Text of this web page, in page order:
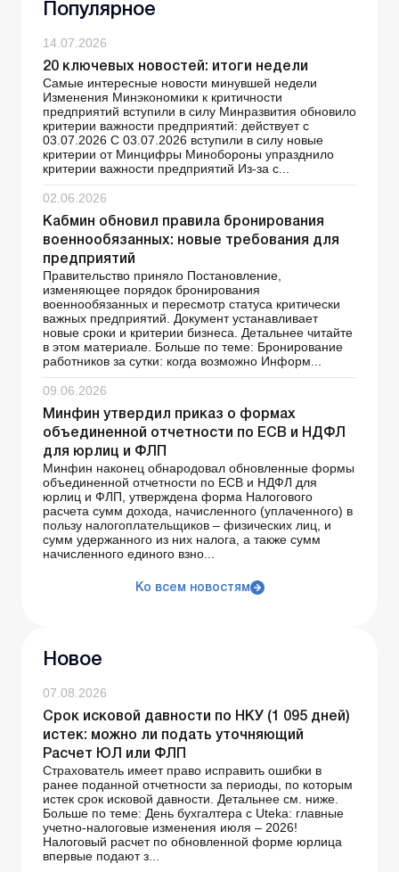
Популярное
14.07.2026
20 ключевых новостей: итоги недели
Самые интересные новости минувшей недели
Изменения Минэкономики к критичности
предприятий вступили в силу Минразвития обновило
критерии важности предприятий: действует с
03.07.2026 С 03.07.2026 вступили в силу новые
критерии от Минцифры Минобороны упразднило
критерии важности предприятий Из-за с...
02.06.2026
Кабмин обновил правила бронирования
военнообязанных: новые требования для
предприятий
Правительство приняло Постановление,
изменяющее порядок бронирования
военнообязанных и пересмотр статуса критически
важных предприятий. Документ устанавливает
новые сроки и критерии бизнеса. Детальнее читайте
в этом материале. Больше по теме: Бронирование
работников за сутки: когда возможно Информ...
09.06.2026
Минфин утвердил приказ о формах
объединенной отчетности по ЕСВ и НДФЛ
для юрлиц и ФЛП
Минфин наконец обнародовал обновленные формы
объединенной отчетности по ЕСВ и НДФЛ для
юрлиц и ФЛП, утверждена форма Налогового
расчета сумм дохода, начисленного (уплаченного) в
пользу налогоплательщиков – физических лиц, и
сумм удержанного из них налога, а также сумм
начисленного единого взно...
Ко всем новостям
Новое
07.08.2026
Срок исковой давности по НКУ (1 095 дней)
истек: можно ли подать уточняющий
Расчет ЮЛ или ФЛП
Страхователь имеет право исправить ошибки в
ранее поданной отчетности за периоды, по которым
истек срок исковой давности. Детальнее см. ниже.
Больше по теме: День бухгалтера с Uteka: главные
учетно-налоговые изменения июля – 2026!
Налоговый расчет по обновленной форме юрлица
впервые подают з...